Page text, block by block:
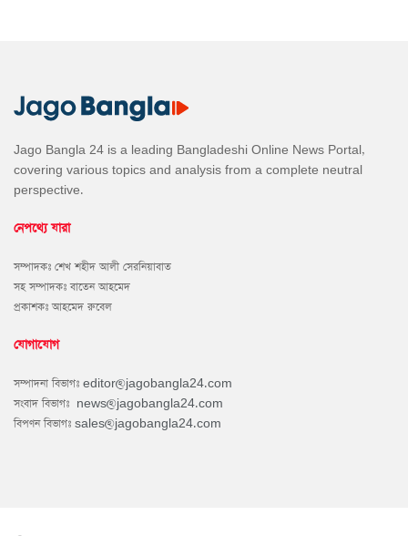
Jago Bangla 24 is a leading Bangladeshi Online News Portal,
covering various topics and analysis from a complete neutral
perspective.
নেপথ্যে যারা
সম্পাদকঃ শেখ শহীদ আলী সেরনিয়াবাত
সহ সম্পাদকঃ বাতেন আহমেদ
প্রকাশকঃ আহমেদ রুবেল
যোগাযোগ
সম্পাদনা বিভাগঃ editor@jagobangla24.com
সংবাদ বিভাগঃ news@jagobangla24.com
বিপণন বিভাগঃ sales@jagobangla24.com